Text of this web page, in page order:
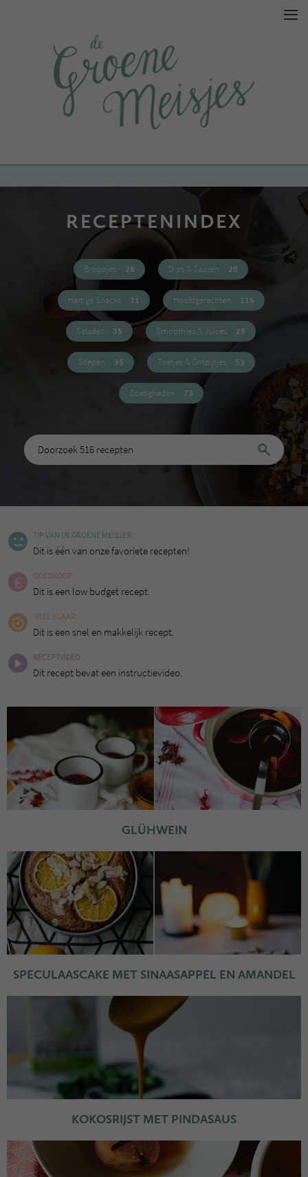
RECEPTENINDEX
Broodjes 28 Dips & Sauzen 20
Hartige Snacks 31 Hoofdgerechten 116
Salades 35 Smoothies & Juices 29
Soepen 35 Toetjes & Ontbijtjes 53
Zoetigheden 73
TIP VAN DE GROENE MEISJES!
Dit is één van onze favoriete recepten!
GOEDKOOP
Dit is een low budget recept.
SNEL KLAAR
Dit is een snel en makkelijk recept.
RECEPTVIDEO
Dit recept bevat een instructievideo.
GLÜHWEIN
SPECULAASCAKE MET SINAASAPPEL EN AMANDEL
KOKOSRIJST MET PINDASAUS